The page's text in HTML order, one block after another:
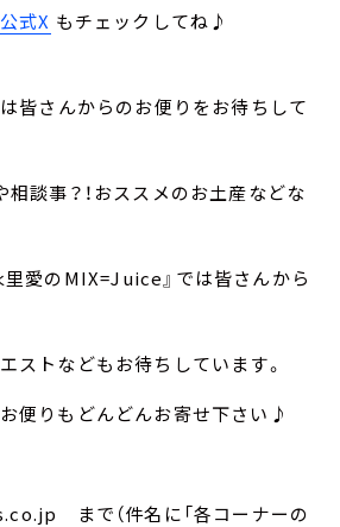
式X もチェックしてね♪
さんからのお便りをお待ちして
相談事？！おススメのお土産などな
愛のMIX=Juice』では皆さんから
ストなどもお待ちしています。
便りもどんどんお寄せ下さい♪
まで（件名に「各コーナーの